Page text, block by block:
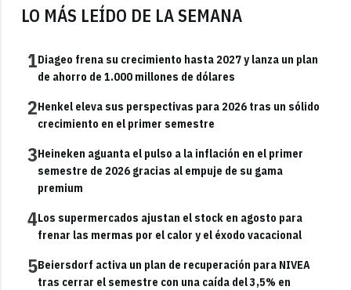
LO MÁS LEÍDO DE LA SEMANA
1Diageo frena su crecimiento hasta 2027 y lanza un plan
de ahorro de 1.000 millones de dólares
2Henkel eleva sus perspectivas para 2026 tras un sólido
crecimiento en el primer semestre
3Heineken aguanta el pulso a la inflación en el primer
semestre de 2026 gracias al empuje de su gama
premium
4Los supermercados ajustan el stock en agosto para
frenar las mermas por el calor y el éxodo vacacional
5Beiersdorf activa un plan de recuperación para NIVEA
tras cerrar el semestre con una caída del 3,5% en